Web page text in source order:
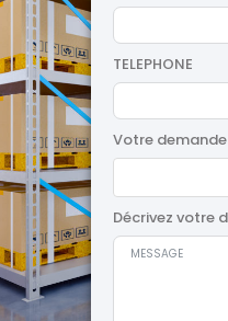
TELEPHONE
Votre
Décrivez votre